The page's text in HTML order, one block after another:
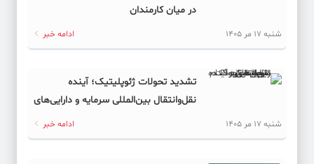
در میان کارمندان
شنبه 17 مر 1405 ادامه خبر
تشدید تحولات ژئوپلیتیک؛ آینده
نقل‌وانتقال بین‌المللی سرمایه و دارایی‌های
شنبه 17 مر 1405 ادامه خبر